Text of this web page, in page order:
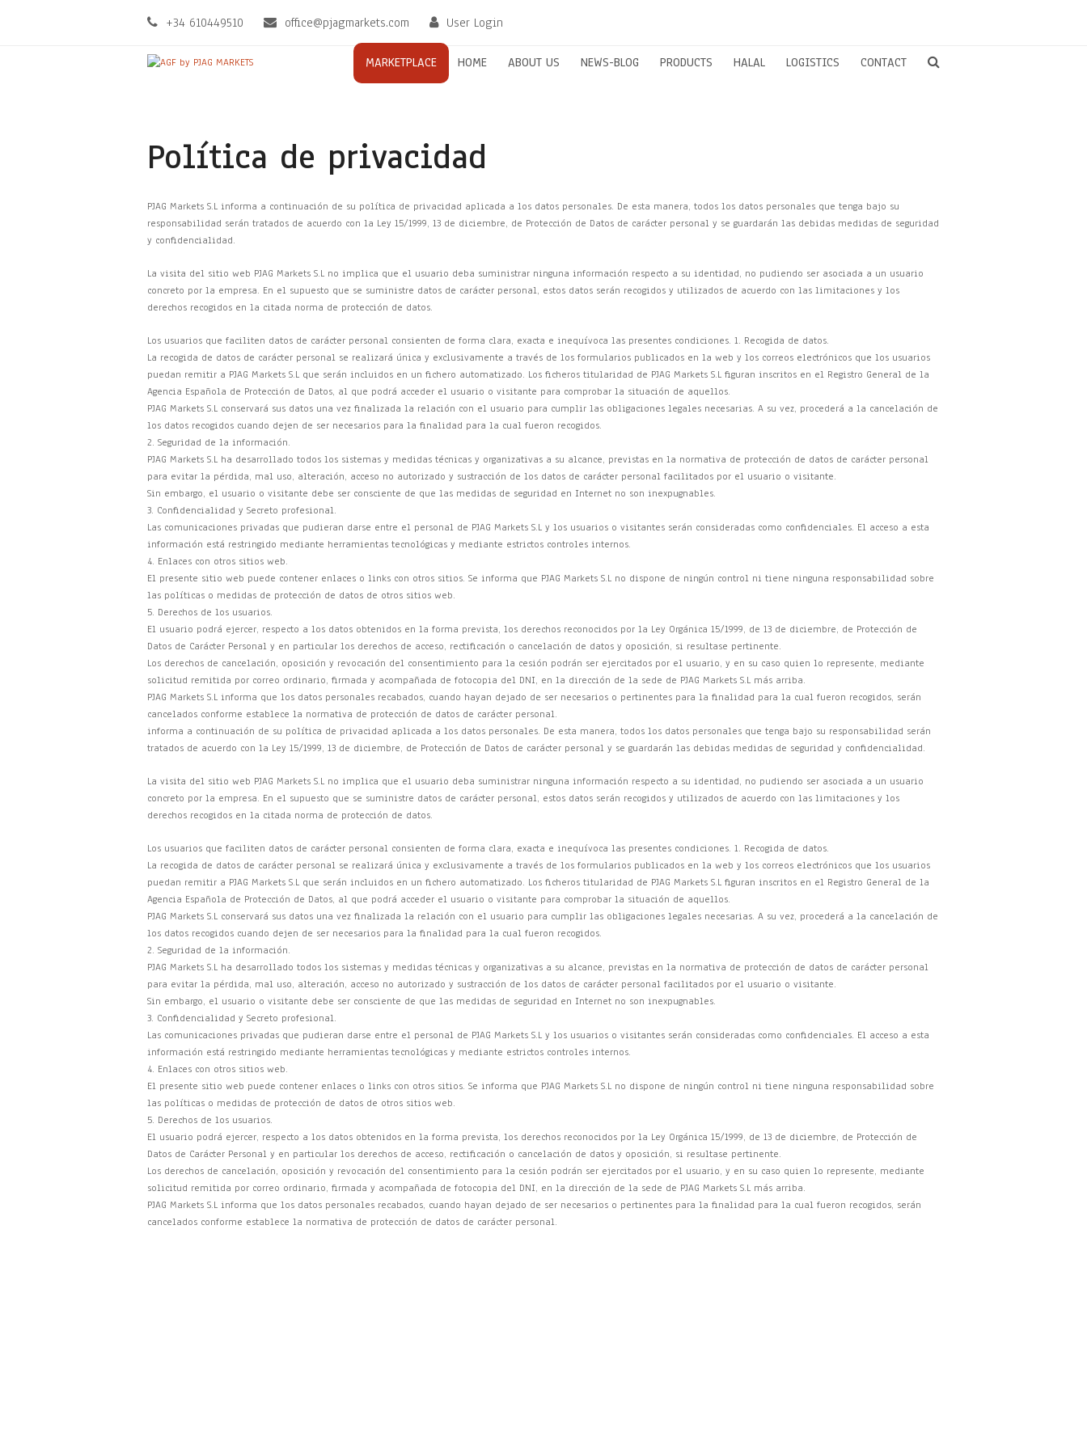
+34 610449510 office@pjagmarkets.com User Login
MARKETPLACE HOME ABOUT US NEWS-BLOG PRODUCTS HALAL LOGISTICS CONTACT
Política de privacidad
PJAG Markets S.L informa a continuación de su política de privacidad aplicada a los datos personales. De esta manera, todos los datos personales que tenga bajo su
responsabilidad serán tratados de acuerdo con la Ley 15/1999, 13 de diciembre, de Protección de Datos de carácter personal y se guardarán las debidas medidas de seguridad
y confidencialidad.
La visita del sitio web PJAG Markets S.L no implica que el usuario deba suministrar ninguna información respecto a su identidad, no pudiendo ser asociada a un usuario
concreto por la empresa. En el supuesto que se suministre datos de carácter personal, estos datos serán recogidos y utilizados de acuerdo con las limitaciones y los
derechos recogidos en la citada norma de protección de datos.
Los usuarios que faciliten datos de carácter personal consienten de forma clara, exacta e inequívoca las presentes condiciones. 1. Recogida de datos.
La recogida de datos de carácter personal se realizará única y exclusivamente a través de los formularios publicados en la web y los correos electrónicos que los usuarios
puedan remitir a PJAG Markets S.L que serán incluidos en un fichero automatizado. Los ficheros titularidad de PJAG Markets S.L figuran inscritos en el Registro General de la
Agencia Española de Protección de Datos, al que podrá acceder el usuario o visitante para comprobar la situación de aquellos.
PJAG Markets S.L conservará sus datos una vez finalizada la relación con el usuario para cumplir las obligaciones legales necesarias. A su vez, procederá a la cancelación de
los datos recogidos cuando dejen de ser necesarios para la finalidad para la cual fueron recogidos.
2. Seguridad de la información.
PJAG Markets S.L ha desarrollado todos los sistemas y medidas técnicas y organizativas a su alcance, previstas en la normativa de protección de datos de carácter personal
para evitar la pérdida, mal uso, alteración, acceso no autorizado y sustracción de los datos de carácter personal facilitados por el usuario o visitante.
Sin embargo, el usuario o visitante debe ser consciente de que las medidas de seguridad en Internet no son inexpugnables.
3. Confidencialidad y Secreto profesional.
Las comunicaciones privadas que pudieran darse entre el personal de PJAG Markets S.L y los usuarios o visitantes serán consideradas como confidenciales. El acceso a esta
información está restringido mediante herramientas tecnológicas y mediante estrictos controles internos.
4. Enlaces con otros sitios web.
El presente sitio web puede contener enlaces o links con otros sitios. Se informa que PJAG Markets S.L no dispone de ningún control ni tiene ninguna responsabilidad sobre
las políticas o medidas de protección de datos de otros sitios web.
5. Derechos de los usuarios.
El usuario podrá ejercer, respecto a los datos obtenidos en la forma prevista, los derechos reconocidos por la Ley Orgánica 15/1999, de 13 de diciembre, de Protección de
Datos de Carácter Personal y en particular los derechos de acceso, rectificación o cancelación de datos y oposición, si resultase pertinente.
Los derechos de cancelación, oposición y revocación del consentimiento para la cesión podrán ser ejercitados por el usuario, y en su caso quien lo represente, mediante
solicitud remitida por correo ordinario, firmada y acompañada de fotocopia del DNI, en la dirección de la sede de PJAG Markets S.L más arriba.
PJAG Markets S.L informa que los datos personales recabados, cuando hayan dejado de ser necesarios o pertinentes para la finalidad para la cual fueron recogidos, serán
cancelados conforme establece la normativa de protección de datos de carácter personal.
informa a continuación de su política de privacidad aplicada a los datos personales. De esta manera, todos los datos personales que tenga bajo su responsabilidad serán
tratados de acuerdo con la Ley 15/1999, 13 de diciembre, de Protección de Datos de carácter personal y se guardarán las debidas medidas de seguridad y confidencialidad.
La visita del sitio web PJAG Markets S.L no implica que el usuario deba suministrar ninguna información respecto a su identidad, no pudiendo ser asociada a un usuario
concreto por la empresa. En el supuesto que se suministre datos de carácter personal, estos datos serán recogidos y utilizados de acuerdo con las limitaciones y los
derechos recogidos en la citada norma de protección de datos.
Los usuarios que faciliten datos de carácter personal consienten de forma clara, exacta e inequívoca las presentes condiciones. 1. Recogida de datos.
La recogida de datos de carácter personal se realizará única y exclusivamente a través de los formularios publicados en la web y los correos electrónicos que los usuarios
puedan remitir a PJAG Markets S.L que serán incluidos en un fichero automatizado. Los ficheros titularidad de PJAG Markets S.L figuran inscritos en el Registro General de la
Agencia Española de Protección de Datos, al que podrá acceder el usuario o visitante para comprobar la situación de aquellos.
PJAG Markets S.L conservará sus datos una vez finalizada la relación con el usuario para cumplir las obligaciones legales necesarias. A su vez, procederá a la cancelación de
los datos recogidos cuando dejen de ser necesarios para la finalidad para la cual fueron recogidos.
2. Seguridad de la información.
PJAG Markets S.L ha desarrollado todos los sistemas y medidas técnicas y organizativas a su alcance, previstas en la normativa de protección de datos de carácter personal
para evitar la pérdida, mal uso, alteración, acceso no autorizado y sustracción de los datos de carácter personal facilitados por el usuario o visitante.
Sin embargo, el usuario o visitante debe ser consciente de que las medidas de seguridad en Internet no son inexpugnables.
3. Confidencialidad y Secreto profesional.
Las comunicaciones privadas que pudieran darse entre el personal de PJAG Markets S.L y los usuarios o visitantes serán consideradas como confidenciales. El acceso a esta
información está restringido mediante herramientas tecnológicas y mediante estrictos controles internos.
4. Enlaces con otros sitios web.
El presente sitio web puede contener enlaces o links con otros sitios. Se informa que PJAG Markets S.L no dispone de ningún control ni tiene ninguna responsabilidad sobre
las políticas o medidas de protección de datos de otros sitios web.
5. Derechos de los usuarios.
El usuario podrá ejercer, respecto a los datos obtenidos en la forma prevista, los derechos reconocidos por la Ley Orgánica 15/1999, de 13 de diciembre, de Protección de
Datos de Carácter Personal y en particular los derechos de acceso, rectificación o cancelación de datos y oposición, si resultase pertinente.
Los derechos de cancelación, oposición y revocación del consentimiento para la cesión podrán ser ejercitados por el usuario, y en su caso quien lo represente, mediante
solicitud remitida por correo ordinario, firmada y acompañada de fotocopia del DNI, en la dirección de la sede de PJAG Markets S.L más arriba.
PJAG Markets S.L informa que los datos personales recabados, cuando hayan dejado de ser necesarios o pertinentes para la finalidad para la cual fueron recogidos, serán
cancelados conforme establece la normativa de protección de datos de carácter personal.